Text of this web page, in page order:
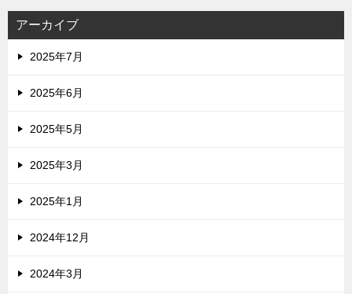
アーカイブ
2025年7月
2025年6月
2025年5月
2025年3月
2025年1月
2024年12月
2024年3月